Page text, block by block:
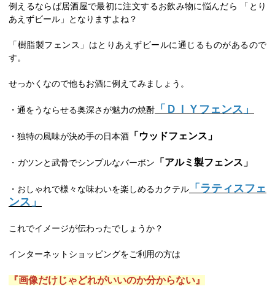
例えるならば居酒屋で最初に注文するお飲み物に悩んだら 「とり
あえずビール」となりますよね？
「樹脂製フェンス」はとりあえずビールに通じるものがあるので
す。
せっかくなので他もお酒に例えてみましょう。
・通をうならせる奥深さが魅力の焼酎 「ＤＩＹフェンス」
・独特の風味が決め手の日本酒 「ウッドフェンス」
・ガツンと武骨でシンプルなバーボン 「アルミ製フェンス」
・おしゃれで様々な味わいを楽しめるカクテル
「ラティスフェ
ンス」
これでイメージが伝わったでしょうか？
インターネットショッピングをご利用の方は
『画像だけじゃどれがいいのか分からない』